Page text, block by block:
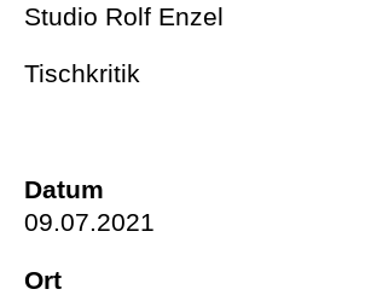
Studio Rolf Enzel
Tischkritik
Datum
09.07.2021
Ort